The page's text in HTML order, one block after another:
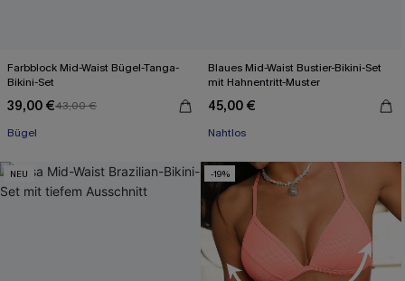
Farbblock Mid-Waist Bügel-Tanga-
Bikini-Set
39,00 €43,00 €
Bügel
Blaues Mid-Waist Bustier-Bikini-Set
mit Hahnentritt-Muster
45,00 €
Nahtlos
NEU -19%